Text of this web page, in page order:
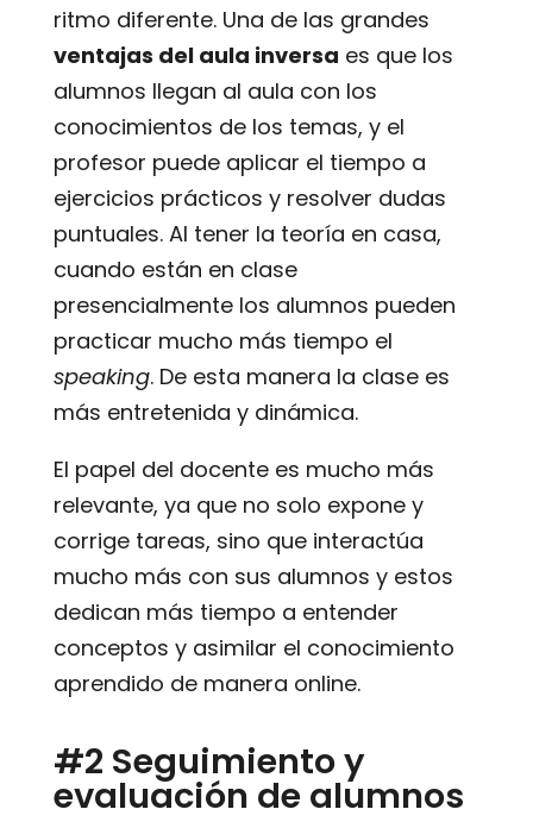
ritmo diferente. Una de las grandes
ventajas del aula inversa es que los
alumnos llegan al aula con los
conocimientos de los temas, y el
profesor puede aplicar el tiempo a
ejercicios prácticos y resolver dudas
puntuales. Al tener la teoría en casa,
cuando están en clase
presencialmente los alumnos pueden
practicar mucho más tiempo el
speaking. De esta manera la clase es
más entretenida y dinámica.
El papel del docente es mucho más
relevante, ya que no solo expone y
corrige tareas, sino que interactúa
mucho más con sus alumnos y estos
dedican más tiempo a entender
conceptos y asimilar el conocimiento
aprendido de manera online.
#2 Seguimiento y
evaluación de alumnos